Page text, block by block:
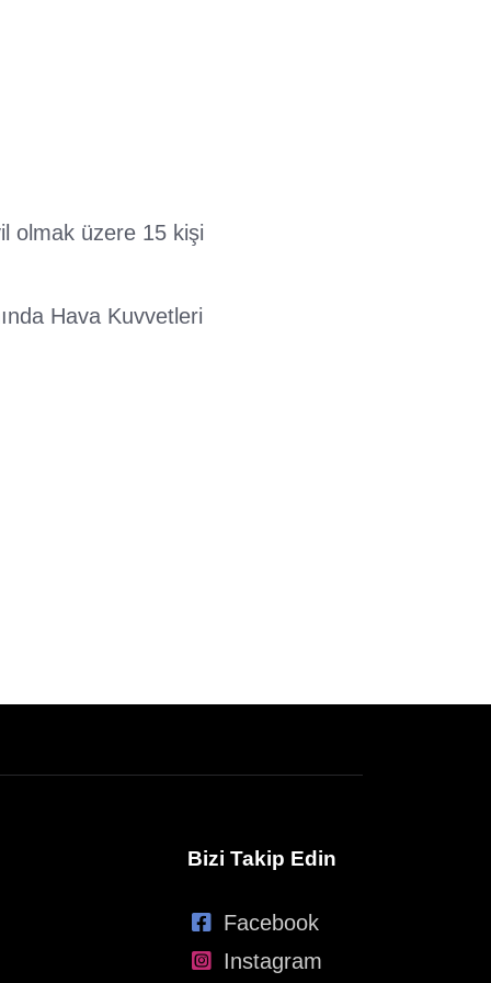
olmak üzere 15 kişi
Hava Kuvvetleri
Bizi Takip Edin
Facebook
Instagram